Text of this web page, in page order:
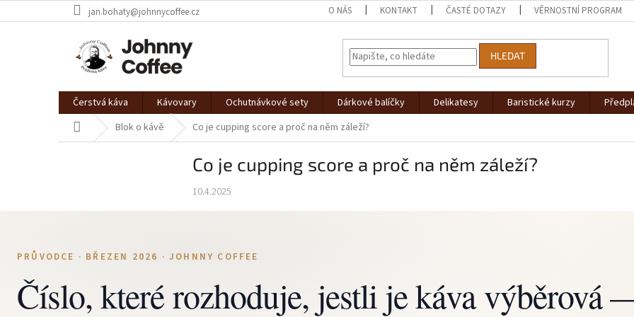
na
jan.bohaty@johnnycoffee.cz O NÁS KONTAKT ČASTÉ DOTAZY VĚRNOSTNÍ PROGRAM
HLEDAT
Čerstvá káva Kávovary Ochutnávkové sety Dárkové balíčky Delikatesy Baristické kurzy
Domů Blok o kávě Co je cupping score a proč na něm záleží?
Co je cupping score a proč na něm záleží?
10.4.2025
PRŮVODCE · BŘEZEN 2026 · JOHNNY COFFEE
Číslo, které rozhoduje, jestli je káva výběrová